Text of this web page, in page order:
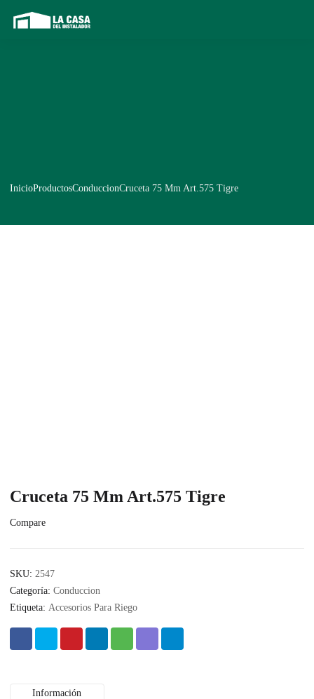
InicioProductosConduccionCruceta 75 Mm Art.575 Tigre
Cruceta 75 Mm Art.575 Tigre
Compare
SKU: 2547
Categoría: Conduccion
Etiqueta: Accesorios Para Riego
Información